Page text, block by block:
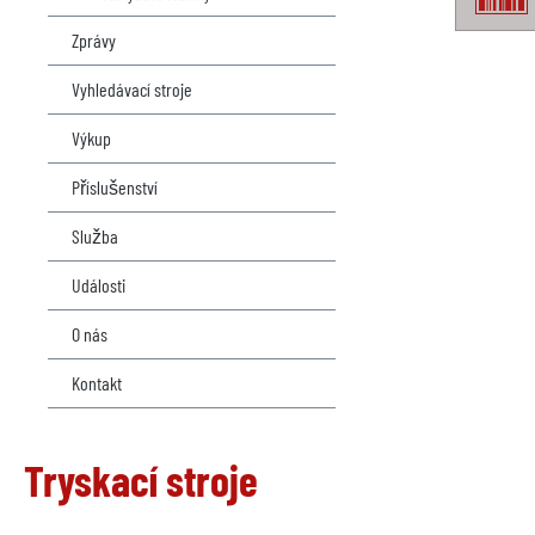
Zprávy
Vyhledávací stroje
Výkup
Příslušenství
Služba
Události
O nás
Kontakt
Tryskací stroje